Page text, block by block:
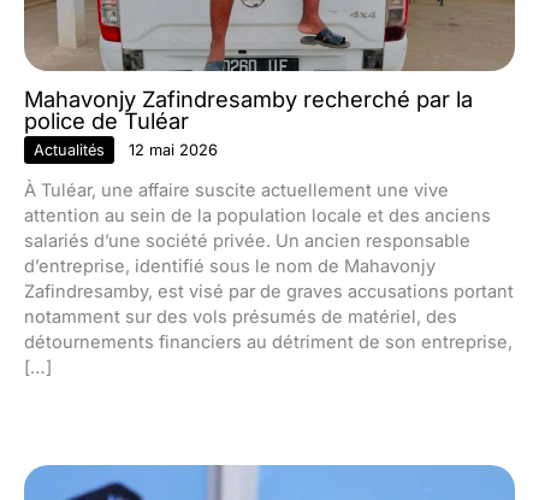
Mahavonjy Zafindresamby recherché par la
police de Tuléar
Actualités 12 mai 2026
À Tuléar, une affaire suscite actuellement une vive
attention au sein de la population locale et des anciens
salariés d’une société privée. Un ancien responsable
d’entreprise, identifié sous le nom de Mahavonjy
Zafindresamby, est visé par de graves accusations portant
notamment sur des vols présumés de matériel, des
détournements financiers au détriment de son entreprise,
[…]